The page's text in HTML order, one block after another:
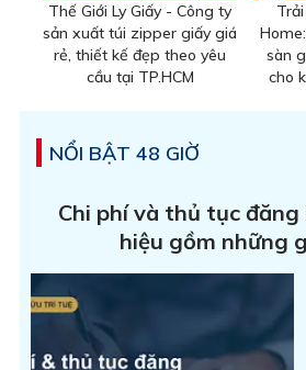
Thế Giới Ly Giấy - Công ty
sản xuất túi zipper giấy giá
rẻ, thiết kế đẹp theo yêu
cầu tại TP.HCM
sàn
cho
NỔI BẬT 48 GIỜ
Chi phí và thủ tục đăng
hiệu gồm những